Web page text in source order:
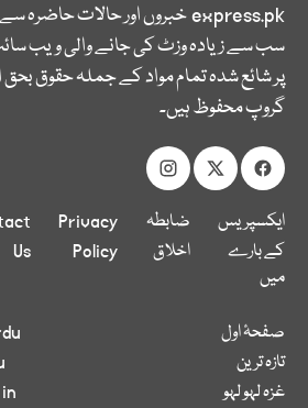
express.pkخبروں اور حالات حاضرہ
سب سے زیادہ وزٹ کی جانے والی ویب
پر شائع شدہ تمام مواد کے جملہ حقوق
گروپ محفوظ ہیں۔
ایکسپریس
کے بارے
میں
ضابطہ
اخلاق
Privacy
Policy
Us
صفحۂ اول
تازہ ترین
غزہ لہو لہو